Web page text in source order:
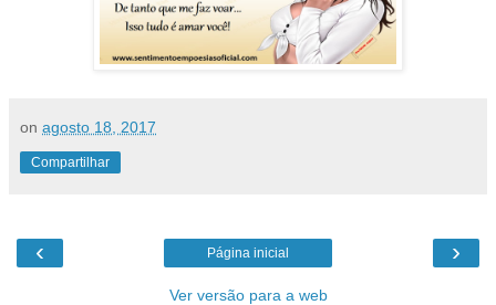
on agosto 18, 2017
Compartilhar
‹ ›
Página inicial
Ver versão para a web